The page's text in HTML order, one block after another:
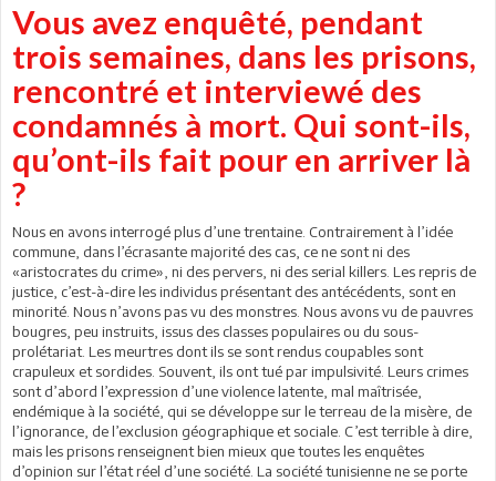
Vous avez enquêté, pendant
trois semaines, dans les prisons,
rencontré et interviewé des
condamnés à mort. Qui sont-ils,
qu’ont-ils fait pour en arriver là
?
Nous en avons interrogé plus d’une trentaine. Contrairement à l’idée
commune, dans l’écrasante majorité des cas, ce ne sont ni des
«aristocrates du crime», ni des pervers, ni des serial killers. Les repris de
justice, c’est-à-dire les individus présentant des antécédents, sont en
minorité. Nous n’avons pas vu des monstres. Nous avons vu de pauvres
bougres, peu instruits, issus des classes populaires ou du sous-
prolétariat. Les meurtres dont ils se sont rendus coupables sont
crapuleux et sordides. Souvent, ils ont tué par impulsivité. Leurs crimes
sont d’abord l’expression d’une violence latente, mal maîtrisée,
endémique à la société, qui se développe sur le terreau de la misère, de
l’ignorance, de l’exclusion géographique et sociale. C’est terrible à dire,
mais les prisons renseignent bien mieux que toutes les enquêtes
d’opinion sur l’état réel d’une société. La société tunisienne ne se porte